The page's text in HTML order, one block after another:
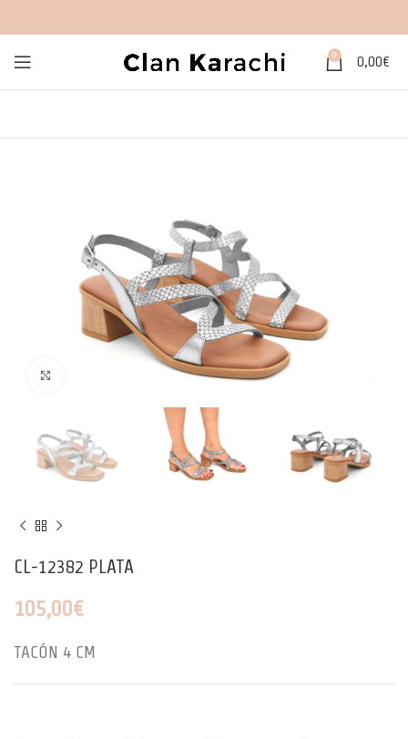
0 0,00€
CL-12382 PLATA
105,00€
TACÓN 4 CM